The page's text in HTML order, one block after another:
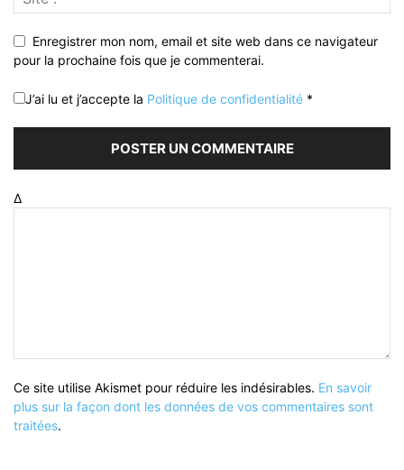
Enregistrer mon nom, email et site web dans ce navigateur
pour la prochaine fois que je commenterai.
J’ai lu et j’accepte la Politique de confidentialité *
Δ
Ce site utilise Akismet pour réduire les indésirables. En savoir
plus sur la façon dont les données de vos commentaires sont
traitées.